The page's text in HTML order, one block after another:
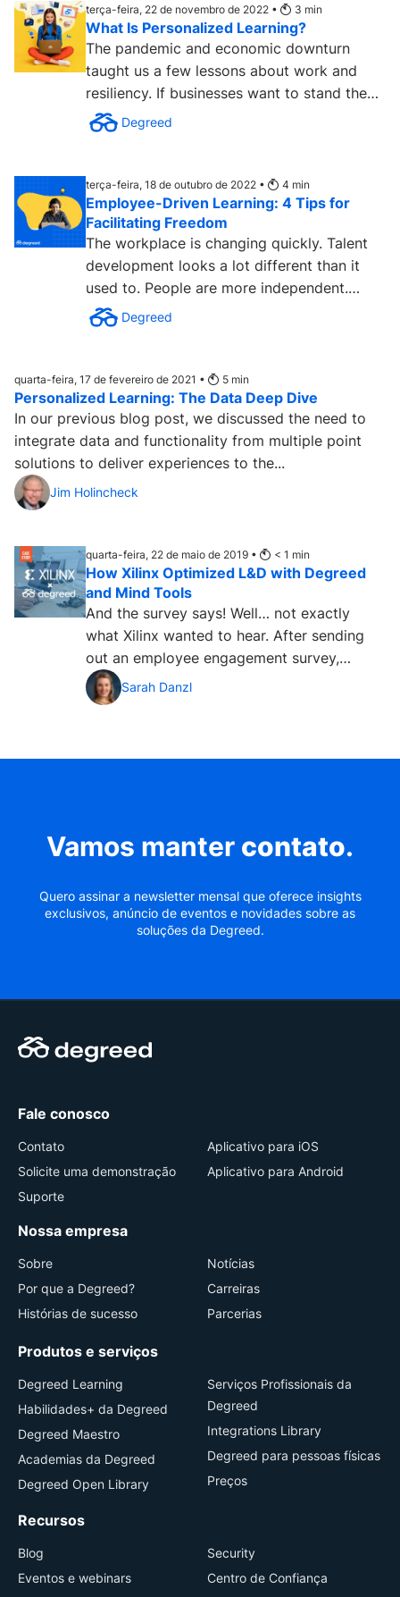
terça-feira, 22 de novembro de 2022 • 3 min
What Is Personalized Learning?
The pandemic and economic downturn
taught us a few lessons about work and
resiliency. If businesses want to stand the
test of time, they must be...
Degreed
terça-feira, 18 de outubro de 2022 • 4 min
Employee-Driven Learning: 4 Tips for
Facilitating Freedom
The workplace is changing quickly. Talent
development looks a lot different than it
used to. People are more independent.
Smart investment that...
Degreed
quarta-feira, 17 de fevereiro de 2021 • 5 min
Personalized Learning: The Data Deep Dive
In our previous blog post, we discussed the need to
integrate data and functionality from multiple point
solutions to deliver experiences to the...
Jim Holincheck
quarta-feira, 22 de maio de 2019 • < 1 min
How Xilinx Optimized L&D with Degreed
and Mind Tools
And the survey says! Well… not exactly
what Xilinx wanted to hear. After sending
out an employee engagement survey,
company leaders had to face...
Sarah Danzl
Vamos manter contato.
Quero assinar a newsletter mensal que oferece insights
exclusivos, anúncio de eventos e novidades sobre as
soluções da Degreed.
Fale conosco
Contato
Solicite uma demonstração
Suporte
Aplicativo para iOS
Aplicativo para Android
Nossa empresa
Sobre
Por que a Degreed?
Histórias de sucesso
Notícias
Carreiras
Parcerias
Produtos e serviços
Degreed Learning
Habilidades+ da Degreed
Degreed Maestro
Academias da Degreed
Degreed Open Library
Serviços Profissionais da
Degreed
Integrations Library
Degreed para pessoas físicas
Preços
Recursos
Blog
Eventos e webinars
Security
Centro de Confiança